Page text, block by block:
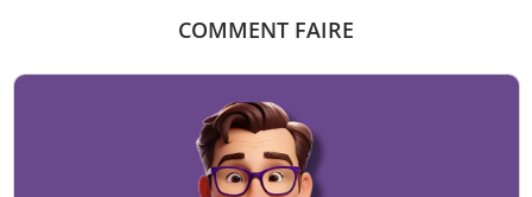
COMMENT FAIRE